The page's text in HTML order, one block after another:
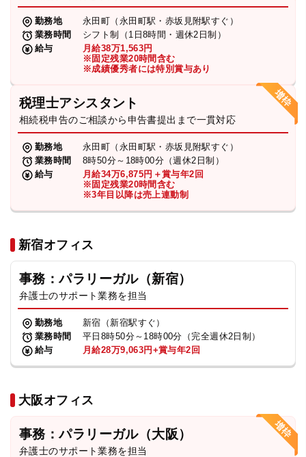
勤務地
永田町（永田町駅・赤坂見附駅すぐ）
業務時間
シフト制（1日8時間・週休2日制）
給与
月給38万1,563円
※固定残業20時間含む
※成績優秀者には特別賞与あり
税理士アシスタント
相続税申告のご相談から申告書提出まで一貫対応
勤務地
永田町（永田町駅・赤坂見附駅すぐ）
業務時間
8時50分～18時00分（週休2日制）
給与
月給34万6,875円＋賞与年2回
※固定残業20時間含む
※3年目以降は売上連動制
新宿オフィス
事務：パラリーガル（新宿）
弁護士のサポート業務を担当
勤務地
新宿（新宿駅すぐ）
業務時間
平日8時50分～18時00分（完全週休2日制）
給与
月給28万9,063円+賞与年2回
大阪オフィス
事務：パラリーガル（大阪）
弁護士のサポート業務を担当
相談先情報サイト
プライバシーポリシー
TikTok受賞 定義集 動画集